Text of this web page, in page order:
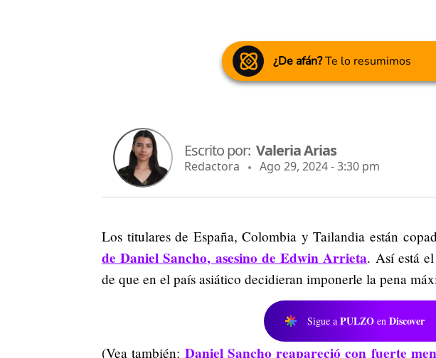
¿De afán?Te lo resumimos
Escrito por: Valeria Arias
Redactora Ago 29, 2024 - 3:30 pm
Los titulares de España, Colombia y Tailandia están
de Daniel Sancho, asesino de Edwin Arrieta. Así está
de que en el país asiático decidieran imponerle la pena
Sigue a PULZO en Discover
(Vea también: Daniel Sancho reapareció con fuerte